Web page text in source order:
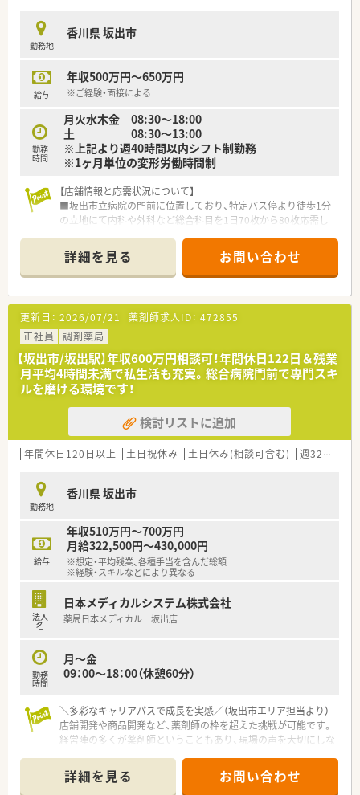
様一人ひとりに寄り添った丁寧な服薬指導ができる方を求めて
という強い意欲や向上心をお持ちの薬剤師様を全力で応援いた
します。
【法人特徴について】
■薬剤師免許を持つ2名の若い経営者が運営しており、現場の苦
労や感覚を十分に理解した上で、働きやすい環境作りを行ってい
ます。
舗が30分圏内にあるため、スタッフ間の交流も非常に活発です。
■社員の平均年齢が若く活気に満ちており、職場の風通しが良い
ため、社歴に関わらず個々の意見が尊重されやすい文化がありま
す。
【求人情報について】
■正社員としてのご採用となり、これまでのご経験やスキルを最
大限に考慮した上で、年収550万円から650万円を提示いたしま
す。
■福利厚生として退職金制度を完備しており、健康保険か薬剤師
国保のどちらかを選択できるなど、個人の希望に寄り添った内容
です。
■昇給は年に1回、賞与は年に2回で計2ヶ月分の支給実績があ
り、安定した収入を得ながら長く腰を据えて働ける条件が整って
います。
勤務地
香川県 坂出市
給与
年収500万円～650万円
※ご経験・面接による
勤務
時間
月火水木金 08:30～18:00
土 08:30～13:00
※上記より週40時間以内シフト制勤務
※1ヶ月単位の変形労働時間制
【店舗情報と応需状況について】
■坂出市立病院の門前に位置しており、特定バス停より徒歩1分
の立地にて内科や外科など総合科目を1日70枚から80枚応需し
■薬剤師は常時2名から3名体制を維持しており、30代の管理薬
剤師を中心にチームワークを大切にしながら日々の業務に励ん
でいます。
■ブラウンの外壁が目印の非常にお洒落な住宅風の外観が特徴
であり、マイカー通勤も可能で公共交通機関でも通いやすい環境
です。
【募集背景と求める人物像について】
■地域医療への貢献度を高めるための増員募集となっており、現
場に新しい風を吹き込んでいただける意欲的な方を急募してい
ます。
■総合科目という幅広い処方内容に対して、向上心を持って学び
続けられる方や、患者様に対し誠実に接することができる方を求
めます。
■独立支援を希望する方への柔軟な対応実績もあるため、将来的
■香川県の中讃エリアを中心にドミナント展開を行っており、各
店舗が30分圏内にあるため強固な協力体制が構築されている法
人です。
■薬剤師免許を持つ2名の若手経営者が運営しており、現場の苦
ています。
■調剤業務だけでなくOTC販売や在宅訪問にも注力しており、地
域の方々に最も必要とされる「かかりつけ薬局」の実現を目指し
【求人情報について】
■正社員として年収500万円から650万円の提示が可能であり、
す。
■昇給は年1回、賞与は年2回の計2ヶ月分を支給する体制が整っ
ており、安定した収入を得ながら長く腰を据えて働くことが可能
です。
■健康保険か薬剤師国保のいずれかを選択できる制度を導入し
ており、福利厚生面でも個々の希望に寄り添う姿勢を大切にして
詳細を見る お問い合わせ
更新日： 2026/07/21 薬剤師求人ID： 472855
正社員
調剤薬局
【坂出市/坂出駅】年収600万円相談可！年間休日122日＆残業
月平均4時間未満で私生活も充実。総合病院門前で専門スキ
ルを磨ける環境です！
検討リストに追加
年間休日120日以上 土日祝休み 土日休み(相談可含む) 週32h以上
勤務地
香川県 坂出市
給与
年収510万円～700万円
月給322,500円～430,000円
※想定・平均残業、各種手当を含んだ総額
※経験・スキルなどにより異なる
法人
名
日本メディカルシステム株式会社
薬局日本メディカル 坂出店
勤務
時間
月～金
09：00～18：00（休憩60分）
＼多彩なキャリアパスで成長を実感／（坂出市エリア担当より）
店舗開発や商品開発など、薬剤師の枠を超えた挑戦が可能です。
経営陣の多くが薬剤師ということもあり、現場の声を大切にしな
【店舗情報と応需状況について】
詳細を見る お問い合わせ